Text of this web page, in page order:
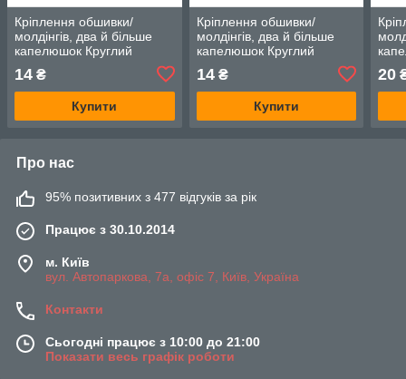
Кріплення обшивки/
молдінгів, два й більше
капелюшок Круглий
капелюх — Lancia Musa
14 ₴
Купити
Кріплення обшивки/
молдінгів, два й більше
капелюшок Круглий
капелюх — Lancia Musa
14₴
Купити
20
Про нас
95% позитивних з 477 відгуків за рік
Працює з 30.10.2014
м. Київ
вул. Автопаркова, 7а, офіс 7, Київ, Україна
Контакти
Сьогодні працює з 10:00 до 21:00
Показати весь графік роботи